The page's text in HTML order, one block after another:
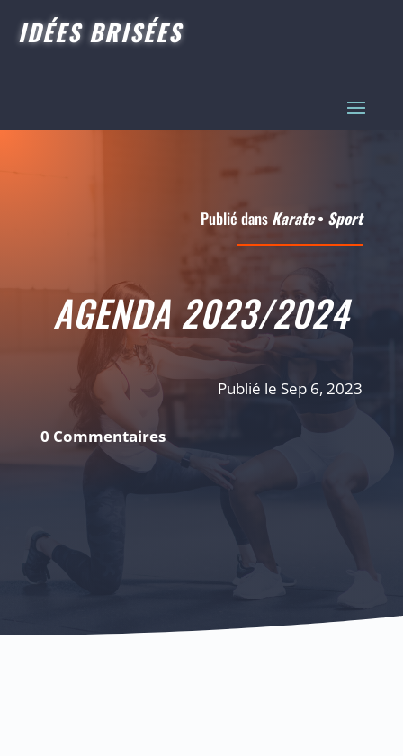
IDÉES BRISÉES
Publié dans Karate• Sport
AGENDA 2023/2024
Publié le Sep 6, 2023
0 Commentaires